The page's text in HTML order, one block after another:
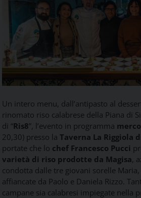
tutte
novità
del
comparto
Horeca.
Un intero menu, dall’antipasto al
rinomato riso calabrese della Piana di
di “Ris8”, l’evento in programma
20,30) presso la Taverna La Riggiola
portate che lo chef Francesco Pucci
varietà di riso prodotte da Magisa,
condotta dalle tre giovani sorelle Maria,
affiancate da Paolo e Daniela Rizzo.
campane sia calabresi impiegate nella